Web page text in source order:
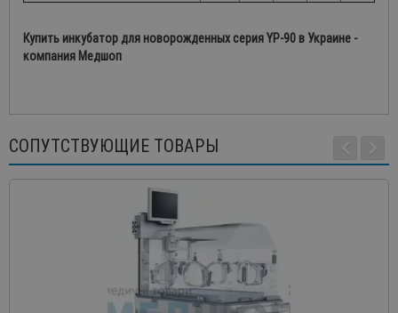
Купить инкубатор для новорожденных серия YP-90 в Украине -
компания Медшоп
СОПУТСТВУЮЩИЕ ТОВАРЫ